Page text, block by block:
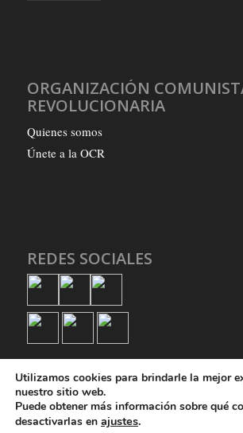
ORGANIZACIÓN
REVOLUCIONARIA
Quienes somos
Únete a la OCR
REDES SOCIALES
Utilizamos cookies para brindarle la mejor
nuestro sitio web.
Puede obtener más información sobre qué
desactivarlas en ajustes.